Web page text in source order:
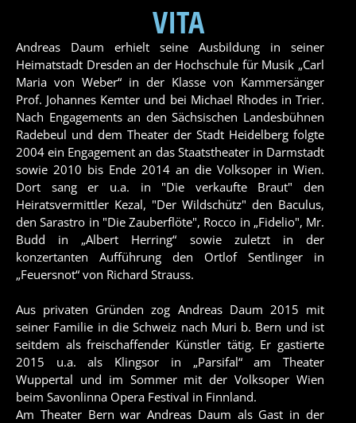
VITA
Andreas Daum erhielt seine Ausbildung in seiner
Heimatstadt Dresden an der Hochschule für Musik „Carl
Maria von Weber“ in der Klasse von Kammersänger
Prof. Johannes Kemter und bei Michael Rhodes in Trier.
Nach Engagements an den Sächsischen Landesbühnen
Radebeul und dem Theater der Stadt Heidelberg folgte
2004 ein Engagement an das Staatstheater in Darmstadt
sowie 2010 bis Ende 2014 an die Volksoper in Wien.
Dort sang er u.a. in "Die verkaufte Braut" den
Heiratsvermittler Kezal, "Der Wildschütz" den Baculus,
den Sarastro in "Die Zauberflöte", Rocco in „Fidelio", Mr.
Budd in „Albert Herring“ sowie zuletzt in der
konzertanten Aufführung den Ortlof Sentlinger in
„Feuersnot“ von Richard Strauss.
Aus privaten Gründen zog Andreas Daum 2015 mit
seiner Familie in die Schweiz nach Muri b. Bern und ist
seitdem als freischaffender Künstler tätig. Er gastierte
2015 u.a. als Klingsor in „Parsifal“ am Theater
Wuppertal und im Sommer mit der Volksoper Wien
beim Savonlinna Opera Festival in Finnland.
Am Theater Bern war Andreas Daum als Gast in der